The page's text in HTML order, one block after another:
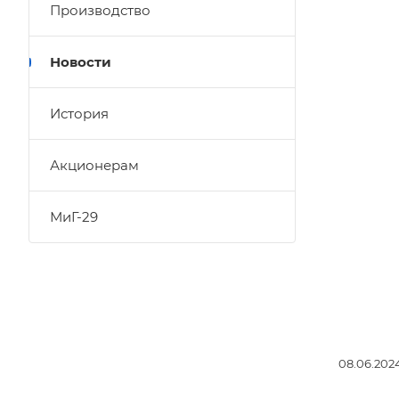
Производство
Новости
История
Акционерам
МиГ-29